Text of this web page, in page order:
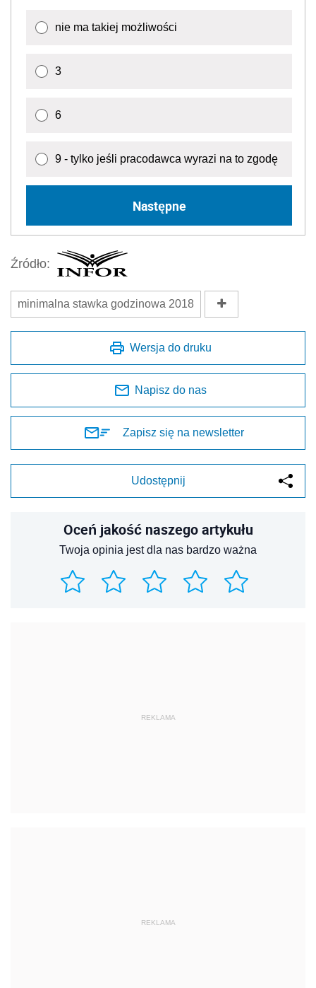
nie ma takiej możliwości
3
6
9 - tylko jeśli pracodawca wyrazi na to zgodę
Następne
Źródło:
minimalna stawka godzinowa 2018
Wersja do druku
Napisz do nas
Zapisz się na newsletter
Udostępnij
Oceń jakość naszego artykułu
Twoja opinia jest dla nas bardzo ważna
REKLAMA
REKLAMA